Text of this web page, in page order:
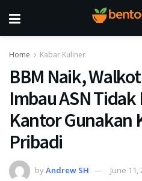
Home Kabar Kuliner
BBM Naik,
Imbau ASN
Kantor Gunakan
Pribadi
byAndrew SH June 11,